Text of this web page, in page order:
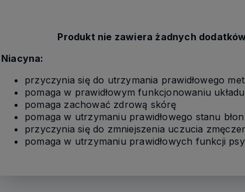
Produkt nie zawiera żadnych
Niacyna:
przyczynia się do utrzymania prawidłowego
pomaga w prawidłowym funkcjonowaniu
pomaga zachować zdrową skórę
pomaga w utrzymaniu prawidłowego stanu
przyczynia się do zmniejszenia uczucia
pomaga w utrzymaniu prawidłowych funkcji